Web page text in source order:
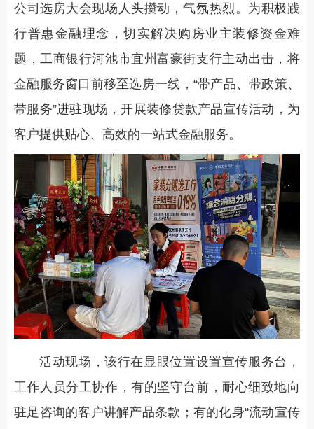
公司选房大会现场人头攒动，气氛热烈。为积极践
行普惠金融理念，切实解决购房业主装修资金难
题，工商银行河池市宜州富豪街支行主动出击，将
金融服务窗口前移至选房一线，“带产品、带政策、
带服务”进驻现场，开展装修贷款产品宣传活动，为
客户提供贴心、高效的一站式金融服务。
活动现场，该行在显眼位置设置宣传服务台，
工作人员分工协作，有的坚守台前，耐心细致地向
驻足咨询的客户讲解产品条款；有的化身“流动宣传